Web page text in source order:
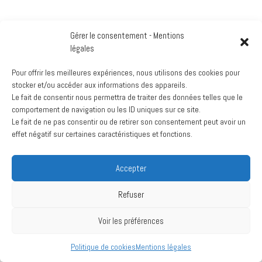
Gérer le consentement - Mentions
légales
Pour offrir les meilleures expériences, nous utilisons des cookies pour
stocker et/ou accéder aux informations des appareils.
Le fait de consentir nous permettra de traiter des données telles que le
comportement de navigation ou les ID uniques sur ce site.
Le fait de ne pas consentir ou de retirer son consentement peut avoir un
effet négatif sur certaines caractéristiques et fonctions.
Accepter
Refuser
Voir les préférences
Politique de cookiesMentions légales